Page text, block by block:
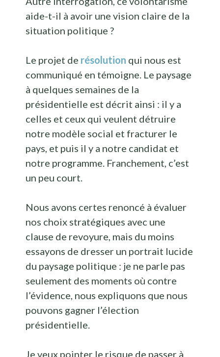
aide-t-il à avoir une vision claire de la
situation politique ?
Le projet de résolution qui nous est
communiqué en témoigne. Le paysage
à quelques semaines de la
présidentielle est décrit ainsi : il y a
celles et ceux qui veulent détruire
notre modèle social et fracturer le
pays, et puis il y a notre candidat et
notre programme. Franchement, c’est
un peu court.
Nous avons certes renoncé à évaluer
nos choix stratégiques avec une
clause de revoyure, mais du moins
essayons de dresser un portrait lucide
du paysage politique : je ne parle pas
seulement des moments où contre
l’évidence, nous expliquons que nous
pouvons gagner l’élection
présidentielle.
Je veux pointer le risque de passer à